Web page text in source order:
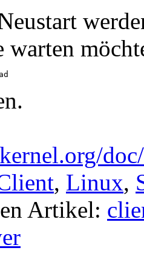
warten
, Linux,
Artikel: